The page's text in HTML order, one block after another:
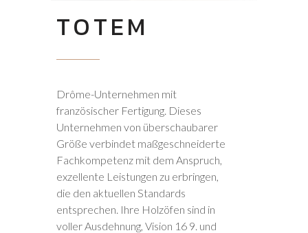
TOTEM
Drôme-Unternehmen mit
französischer Fertigung. Dieses
Unternehmen von überschaubarer
Größe verbindet maßgeschneiderte
Fachkompetenz mit dem Anspruch,
exzellente Leistungen zu erbringen,
die den aktuellen Standards
entsprechen. Ihre Holzöfen sind in
voller Ausdehnung, Vision 16 9. und